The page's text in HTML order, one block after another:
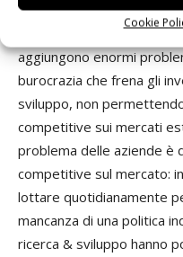
Cookie
dirigenza politica che in
creare opportunità per le
aggiungono enormi
burocrazia che frena gli
sviluppo, non
competitive sui mercati
problema delle aziende è
competitive sul mercato:
lottare quotidianamente
mancanza di una politica
ricerca & sviluppo hanno